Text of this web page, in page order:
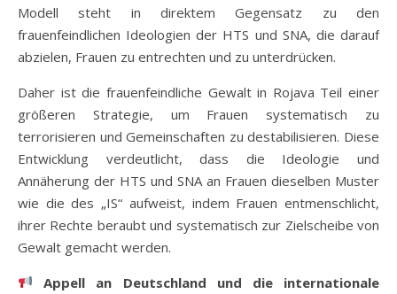
Modell steht in direktem Gegensatz zu den
frauenfeindlichen Ideologien der HTS und SNA, die darauf
abzielen, Frauen zu entrechten und zu unterdrücken.
Daher ist die frauenfeindliche Gewalt in Rojava Teil einer
größeren Strategie, um Frauen systematisch zu
terrorisieren und Gemeinschaften zu destabilisieren. Diese
Entwicklung verdeutlicht, dass die Ideologie und
Annäherung der HTS und SNA an Frauen dieselben Muster
wie die des „IS“ aufweist, indem Frauen entmenschlicht,
ihrer Rechte beraubt und systematisch zur Zielscheibe von
Gewalt gemacht werden.
Appell an Deutschland und die internationale